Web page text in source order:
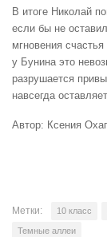
В итоге Николай
если бы не
мгновения
у Бунина это
разрушается
навсегда
Автор: Ксения
Метки: 10 класс
Темные аллеи